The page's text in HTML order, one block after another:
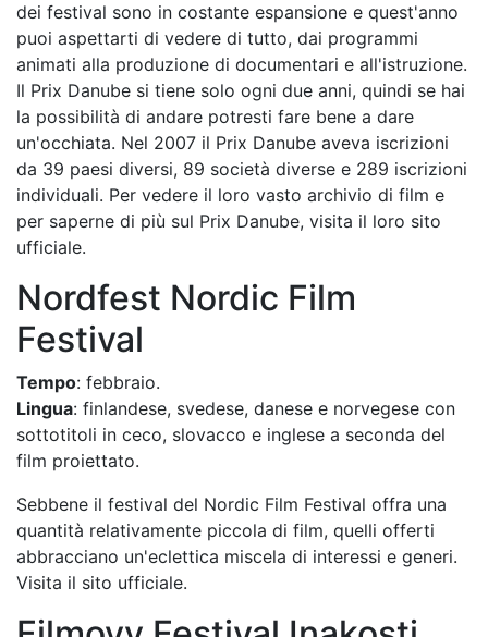
dei festival sono in costante espansione e quest'anno
puoi aspettarti di vedere di tutto, dai programmi
animati alla produzione di documentari e all'istruzione.
Il Prix Danube si tiene solo ogni due anni, quindi se hai
la possibilità di andare potresti fare bene a dare
un'occhiata. Nel 2007 il Prix Danube aveva iscrizioni
da 39 paesi diversi, 89 società diverse e 289 iscrizioni
individuali. Per vedere il loro vasto archivio di film e
per saperne di più sul Prix Danube, visita il loro sito
ufficiale.
Nordfest Nordic Film
Festival
Tempo: febbraio.
Lingua: finlandese, svedese, danese e norvegese con
sottotitoli in ceco, slovacco e inglese a seconda del
film proiettato.
Sebbene il festival del Nordic Film Festival offra una
quantità relativamente piccola di film, quelli offerti
abbracciano un'eclettica miscela di interessi e generi.
Visita il sito ufficiale.